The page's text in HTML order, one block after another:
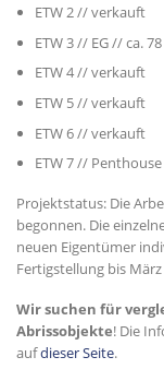
ETW 2 // verkauft
ETW 3 // EG // ca.
ETW 4 // verkauft
ETW 5 // verkauft
ETW 6 // verkauft
ETW 7 //
Projektstatus: Die
begonnen. Die
neuen Eigentümer
Fertigstellung bis März
Wir suchen für
Abrissobjekte! Die
aufdieser Seite.